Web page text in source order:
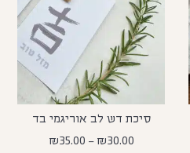
סיכת דש לב אוריגמי בד
₪30.00
–
₪35.00